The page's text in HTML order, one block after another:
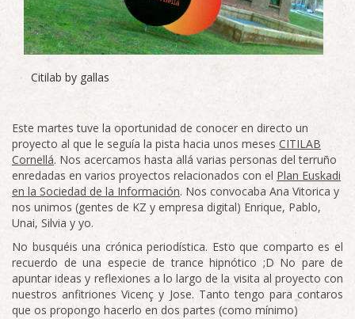
Citilab by gallas
Este martes tuve la oportunidad de conocer en directo un
proyecto al que le seguía la pista hacia unos meses CITILAB
Cornellá. Nos acercamos hasta allá varias personas del terruño
enredadas en varios proyectos relacionados con el Plan Euskadi
en la Sociedad de la Información. Nos convocaba Ana Vitorica y
nos unimos (gentes de KZ y empresa digital) Enrique, Pablo,
Unai, Silvia y yo.
No busquéis una crónica periodística. Esto que comparto es el
recuerdo de una especie de trance hipnótico ;D No pare de
apuntar ideas y reflexiones a lo largo de la visita al proyecto con
nuestros anfitriones Vicenç y Jose. Tanto tengo para contaros
que os propongo hacerlo en dos partes (como mínimo)